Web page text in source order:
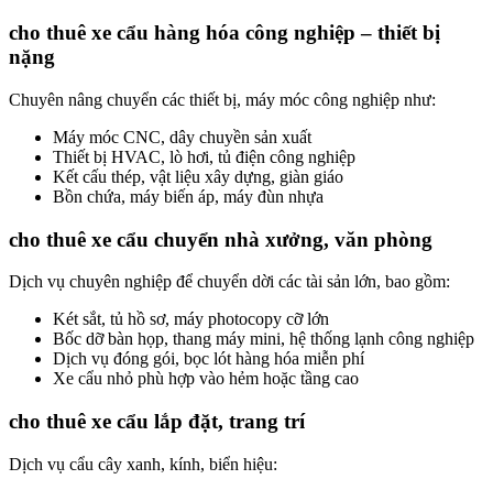
cho thuê xe cẩu hàng hóa công nghiệp – thiết bị
nặng
Chuyên nâng chuyển các thiết bị, máy móc công nghiệp như:
Máy móc CNC, dây chuyền sản xuất
Thiết bị HVAC, lò hơi, tủ điện công nghiệp
Kết cấu thép, vật liệu xây dựng, giàn giáo
Bồn chứa, máy biến áp, máy đùn nhựa
cho thuê xe cẩu chuyển nhà xưởng, văn phòng
Dịch vụ chuyên nghiệp để chuyển dời các tài sản lớn, bao gồm:
Két sắt, tủ hồ sơ, máy photocopy cỡ lớn
Bốc dỡ bàn họp, thang máy mini, hệ thống lạnh công nghiệp
Dịch vụ đóng gói, bọc lót hàng hóa miễn phí
Xe cẩu nhỏ phù hợp vào hẻm hoặc tầng cao
cho thuê xe cẩu lắp đặt, trang trí
Dịch vụ cẩu cây xanh, kính, biển hiệu: